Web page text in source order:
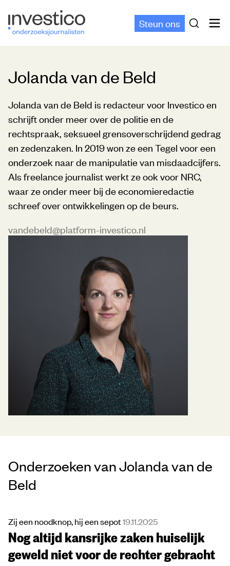
Steun ons
Jolanda van de Beld
Jolanda van de Beld is redacteur voor Investico en
schrijft onder meer over de politie en de
rechtspraak, seksueel grensoverschrijdend gedrag
en zedenzaken. In 2019 won ze een Tegel voor een
onderzoek naar de manipulatie van misdaadcijfers.
Als freelance journalist werkt ze ook voor NRC,
waar ze onder meer bij de economieredactie
schreef over ontwikkelingen op de beurs.
vandebeld@platform-investico.nl
Onderzoeken van Jolanda van de
Beld
Zij een noodknop, hij een sepot19.11.2025
Nog altijd kansrijke zaken huiselijk
geweld niet voor de rechter gebracht